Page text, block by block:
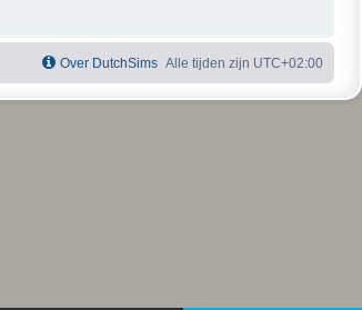
Alle tijden zijn UTC+02:00
Over DutchSims